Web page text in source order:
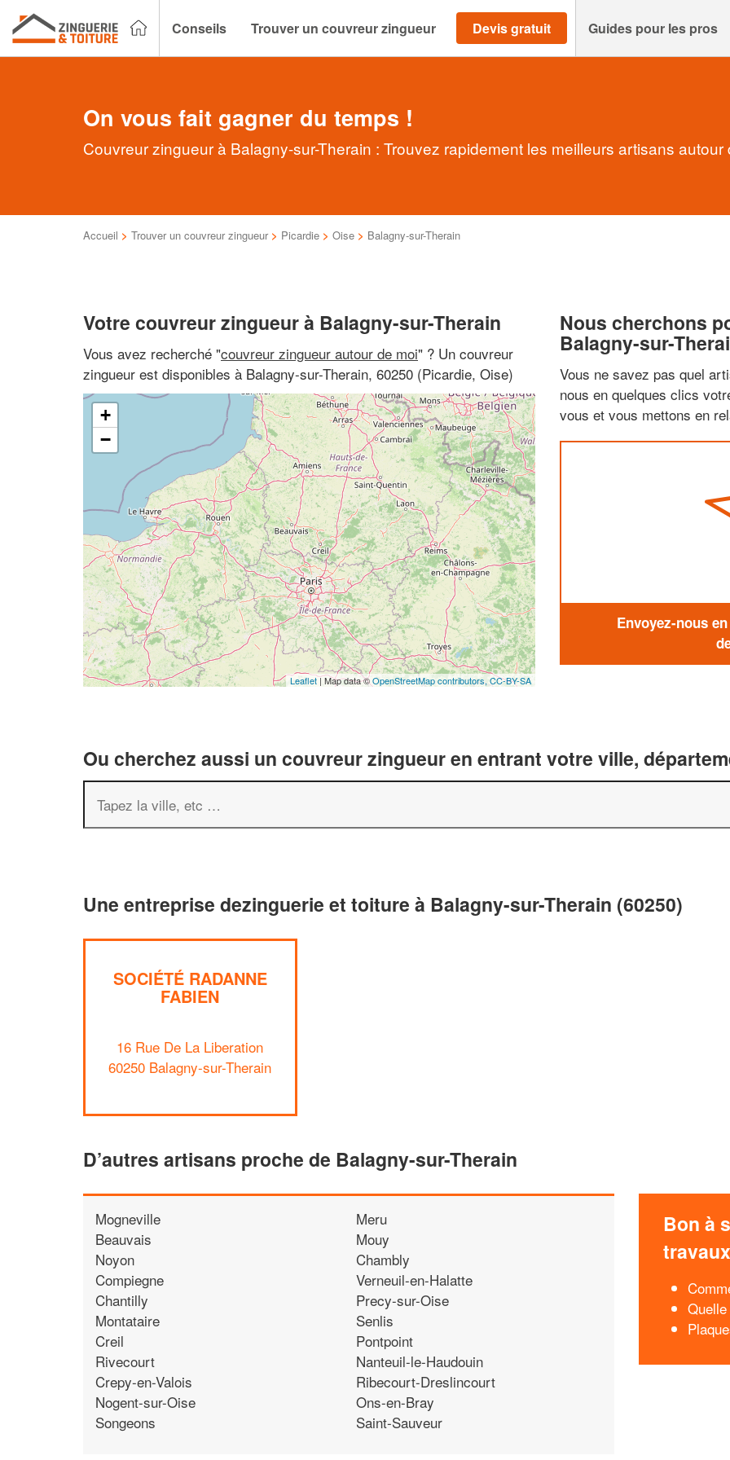
Conseils Trouver un couvreur zingueur Devis gratuit Guides pour les pros
On vous fait gagner du temps !
Couvreur zingueur à Balagny-sur-Therain : Trouvez rapidement les meilleurs artisans autour
Accueil > Trouver un couvreur zingueur > Picardie > Oise > Balagny-sur-Therain
Votre couvreur zingueur à Balagny-sur-Therain
Vous avez recherché "couvreur zingueur autour de moi" ? Un couvreur
zingueur est disponibles à Balagny-sur-Therain, 60250 (Picardie, Oise)
+
−
Leaflet| Map data ©OpenStreetMap contributors, CC-BY-SA
Nous cherchons
Balagny-sur-
Vous ne savez pas quel
nous en quelques clics
vous et vous mettons en
Envoyez-nous
Ou cherchez aussi un couvreur zingueur en entrant votre ville,
Une entreprise dezinguerie et toiture à Balagny-sur-Therain (60250)
SOCIÉTÉ RADANNE
FABIEN
16 Rue De La Liberation
60250 Balagny-sur-Therain
D’autres artisans proche de Balagny-sur-Therain
Mogneville
Beauvais
Noyon
Compiegne
Chantilly
Montataire
Creil
Rivecourt
Crepy-en-Valois
Nogent-sur-Oise
Songeons
Meru
Mouy
Chambly
Verneuil-en-Halatte
Precy-sur-Oise
Senlis
Pontpoint
Nanteuil-le-Haudouin
Ribecourt-Dreslincourt
Ons-en-Bray
Saint-Sauveur
Bon à
travaux